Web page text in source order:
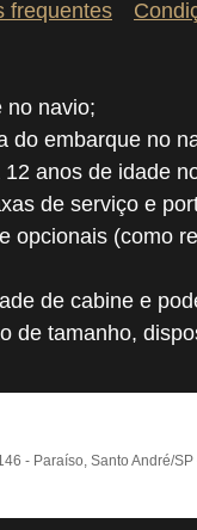
frequentes
no navio;
do embarque no
anos de idade
de serviço e
(como
de cabine e
tamanho,
- Paraíso, Santo André/SP